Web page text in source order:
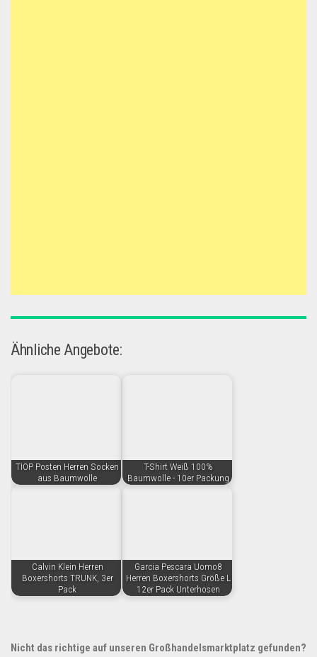
Ähnliche Angebote:
TIOP Posten Herren Socken
aus Baumwolle
T-Shirt Weiß 100%
Baumwolle - 10er Packung
Calvin Klein Herren
Boxershorts TRUNK, 3er
Pack
Garcia Pescara Uomo8
Herren Boxershorts Größe L
12er Pack Unterhosen
Nicht das richtige auf unseren Großhandelsmarktplatz gefunden?